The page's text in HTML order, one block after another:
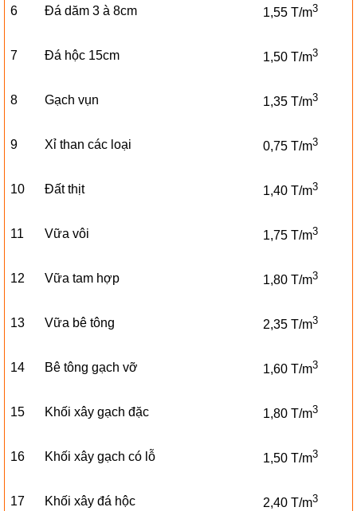
6 Đá dăm 3 à 8cm 1,55 T/m3
7 Đá hộc 15cm 1,50 T/m3
8 Gạch vụn 1,35 T/m3
9 Xỉ than các loại 0,75 T/m3
10 Đất thịt 1,40 T/m3
11 Vữa vôi 1,75 T/m3
12 Vữa tam hợp 1,80 T/m3
13 Vữa bê tông 2,35 T/m3
14 Bê tông gạch vỡ 1,60 T/m3
15 Khối xây gạch đặc 1,80 T/m3
16 Khối xây gạch có lỗ 1,50 T/m3
17 Khối xây đá hộc 2,40 T/m3